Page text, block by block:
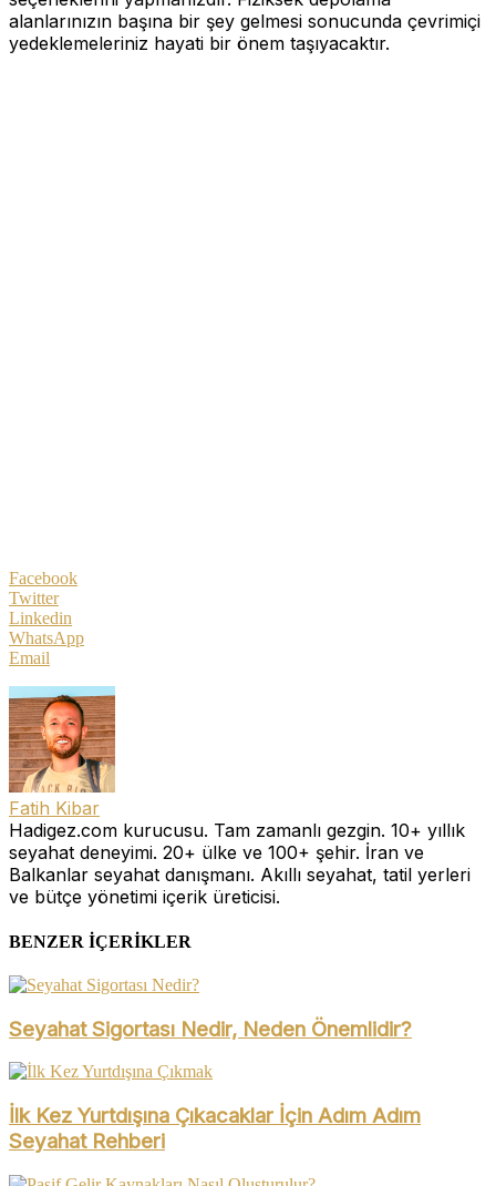
alanlarınızın başına bir şey gelmesi sonucunda çevrimiçi
yedeklemeleriniz hayati bir önem taşıyacaktır.
Facebook
Twitter
Linkedin
WhatsApp
Email
Fatih Kibar
Hadigez.com kurucusu. Tam zamanlı gezgin. 10+ yıllık
seyahat deneyimi. 20+ ülke ve 100+ şehir. İran ve
Balkanlar seyahat danışmanı. Akıllı seyahat, tatil yerleri
ve bütçe yönetimi içerik üreticisi.
BENZER İÇERİKLER
Seyahat Sigortası Nedir, Neden Önemlidir?
İlk Kez Yurtdışına Çıkacaklar İçin Adım Adım
Seyahat Rehberi